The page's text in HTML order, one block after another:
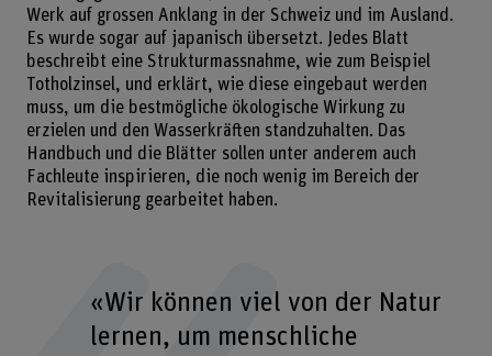
Werk auf grossen Anklang in der Schweiz und im Ausland.
Es wurde sogar auf japanisch übersetzt. Jedes Blatt
beschreibt eine Strukturmassnahme, wie zum Beispiel
Totholzinsel, und erklärt, wie diese eingebaut werden
muss, um die bestmögliche ökologische Wirkung zu
erzielen und den Wasserkräften standzuhalten. Das
Handbuch und die Blätter sollen unter anderem auch
Fachleute inspirieren, die noch wenig im Bereich der
Revitalisierung gearbeitet haben.
«Wir können viel von der Natur
lernen, um menschliche